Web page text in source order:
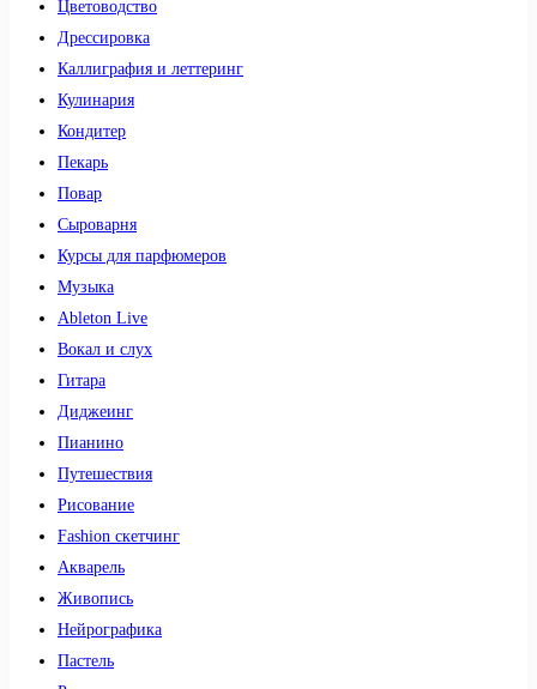
Цветоводство
Дрессировка
Каллиграфия и леттеринг
Кулинария
Кондитер
Пекарь
Повар
Сыроварня
Курсы для парфюмеров
Музыка
Ableton Live
Вокал и слух
Гитара
Диджеинг
Пианино
Путешествия
Рисование
Fashion скетчинг
Акварель
Живопись
Нейрографика
Пастель